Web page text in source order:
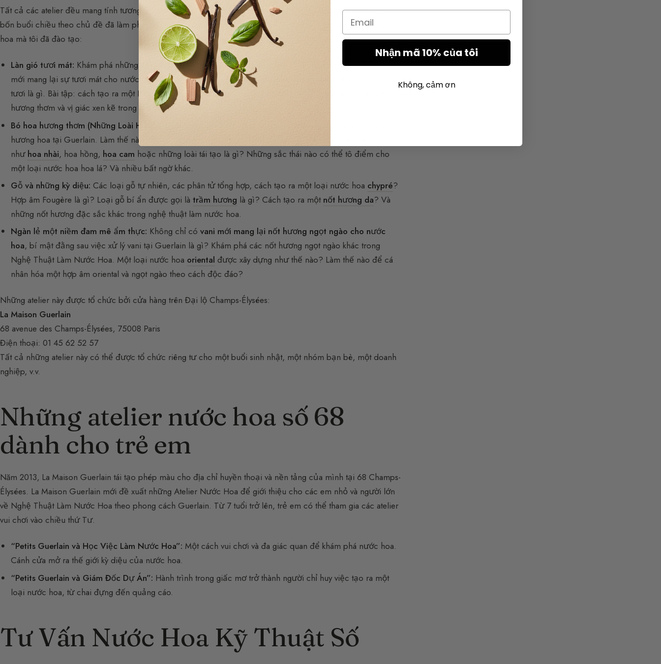
Tất cả các atelier đều mang tính tương tác và thú vị với nhiều sáng tác do các học viên thực hiện. Gần đây,
bốn buổi chiều theo chủ đề đã làm phong phú thêm chương trình, được giảng dạy bởi các chuyên gia nước
hoa mà tôi đã đào tạo:
Làn gió tươi mát: Khám phá những nốt hương tươi mát trong nghệ thuật làm nước hoa, không chỉ có citrus
mới mang lại sự tươi mát cho nước hoa. Sự khác biệt giữa
Eau de Cologne cổ điển, hiện đại
tươi là gì. Bài tập: cách tạo ra một Eau de Cologne cổ điển và cách cá nhân hóa nó. Những bất ngờ về
hương thơm và vị giác xen kẽ trong mỗi một trong 4 atelier.
Bó hoa hương thơm (Những Loài Hoa):
hương hoa tại Guerlain. Làm thế nào để tạo ra hoa linh lan? Hoa
như hoa nhài, hoa hồng, hoa cam hoặc những loài tái tạo là gì? Những sắc thái nào có thể tô điểm cho
một loại nước hoa hoa lá? Và nhiều bất ngờ khác.
Gỗ và những kỳ diệu: Các loại gỗ tự nhiên, các phân tử tổng hợp, cách tạo ra một loại nước hoa chypré?
Hợp âm Fougère là gì? Loại gỗ bí ẩn được gọi làtrầm hương là gì? Cách tạo ra một nốt hương da? Và
những nốt hương đặc sắc khác trong nghệ thuật làm nước hoa.
Ngàn lẻ một niềm đam mê ẩm thực: Không chỉ cóvani mới mang lại nốt hương ngọt ngào cho nước
hoa, bí mật đằng sau việc xử lý vani tại Guerlain là gì? Khám phá các nốt hương ngọt ngào khác trong
Nghệ Thuật Làm Nước Hoa. Một loại nước hoa oriental được xây dựng như thế nào? Làm thế nào để cá
nhân hóa một hợp âm oriental và ngọt ngào theo cách độc đáo?
Những atelier này được tổ chức bởi cửa hàng trên Đại lộ Champs-Élysées:
La Maison Guerlain
68 avenue des Champs-Élysées, 75008 Paris
Điện thoại: 01 45 62 52 57
Tất cả những atelier này có thể được tổ chức riêng tư cho một buổi sinh nhật, một nhóm bạn bè, một doanh
nghiệp, v.v.
Những atelier nước hoa số 68
dành cho trẻ em
Năm 2013, La Maison Guerlain tái tạo phép màu cho địa chỉ huyền thoại và nền tảng của mình tại 68 Champs-
Élysées. La Maison Guerlain mới đề xuất những Atelier Nước Hoa để giới thiệu cho các em nhỏ và người lớn
về Nghệ Thuật Làm Nước Hoa theo phong cách Guerlain. Từ 7 tuổi trở lên, trẻ em có thể tham gia các atelier
vui chơi vào chiều thứ Tư.
“Petits Guerlain và Học Việc Làm Nước Hoa”: Một cách vui chơi và đa giác quan để khám phá nước hoa.
Cánh cửa mở ra thế giới kỳ diệu của nước hoa.
“Petits Guerlain và Giám Đốc Dự Án”: Hành trình trong giấc mơ trở thành người chỉ huy việc tạo ra một
loại nước hoa, từ chai đựng đến quảng cáo.
Tư Vấn Nước Hoa Kỹ Thuật Số
Email
Nhận mã 10% của tôi
Không, cảm ơn